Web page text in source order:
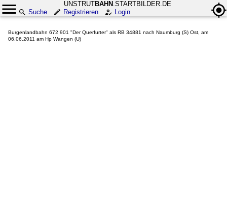
UNSTRUTBAHN .STARTBILDER.DE
Suche
Registrieren Login
Burgenlandbahn 672 901 "Der Querfurter" als RB 34881 nach Naumburg (S) Ost, am
06.06.2011 am Hp Wangen (U)